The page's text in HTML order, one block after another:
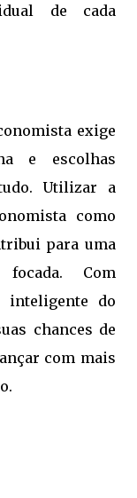
de cada
exige
e escolhas
Utilizar a
como
para uma
Com
inteligente do
chances de
com mais